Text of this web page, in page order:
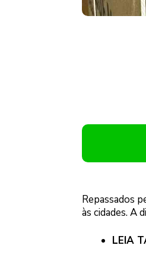
Repassados
às cidades. A
LEIA